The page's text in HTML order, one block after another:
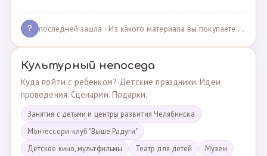
? последней зашла · Из какого материала вы покупаете одежду для своих д… · 03.05.2025
Культурный непоседа
Куда пойти с ребенком? Детские праздники. Идеи
проведения. Сценарии. Подарки.
Занятия с детьми и центры развития Челябинска
Монтессори-клуб "Выше Радуги"
Детское кино, мультфильмы
Театр для детей
Музеи